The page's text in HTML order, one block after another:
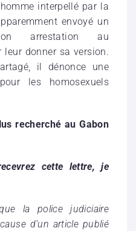
interpellé par la
envoyé un
arrestation au
leur donner sa version.
il dénonce une
les homosexuels
recherché au Gabon
cette lettre, je
la police judiciaire
d’un article publié